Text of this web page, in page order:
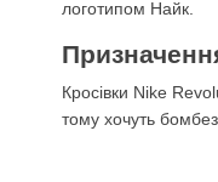
логотипом Найк.
Кросівки Nike
тому хочуть